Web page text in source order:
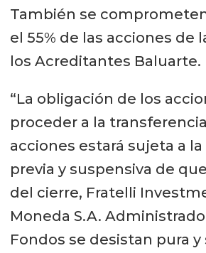
También se
el 55% de las acciones de
los Acreditantes Baluarte.
“La obligación de los
proceder a la
acciones estará sujeta a
previa y suspensiva de
del cierre, Fratelli
Moneda S.A.
Fondos se desistan pura